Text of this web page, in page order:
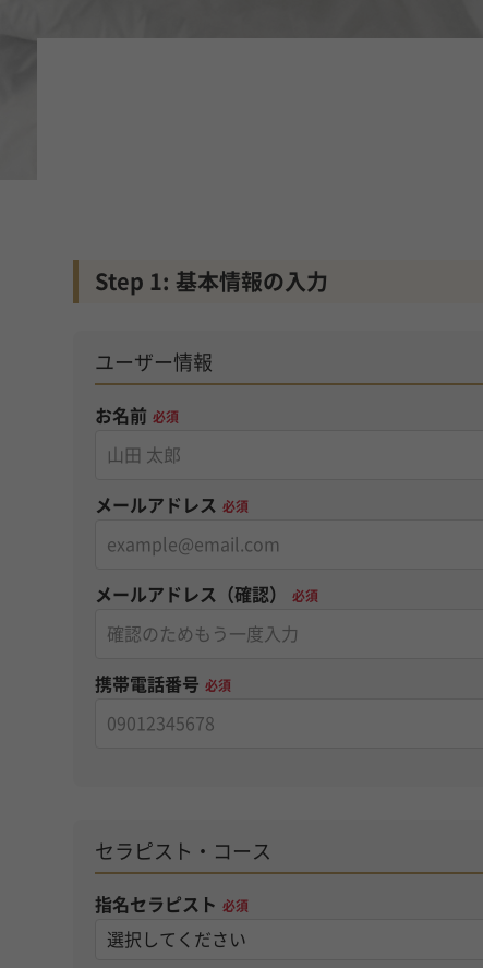
Step 1: 基本情報の入力
ユーザー情報
お名前 必須
メールアドレス 必須
メールアドレス（確認） 必須
携帯電話番号 必須
セラピスト・コース
指名セラピスト 必須